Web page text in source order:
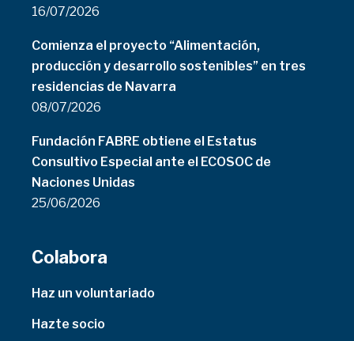
16/07/2026
Comienza el proyecto “Alimentación,
producción y desarrollo sostenibles” en tres
residencias de Navarra
08/07/2026
Fundación FABRE obtiene el Estatus
Consultivo Especial ante el ECOSOC de
Naciones Unidas
25/06/2026
Colabora
Haz un voluntariado
Hazte socio